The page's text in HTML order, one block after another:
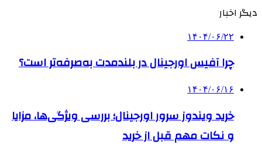
دیگر اخبار
۱۴۰۴/۰۶/۲۲
چرا آفیس اورجینال در بلندمدت به‌صرفه‌تر است؟
۱۴۰۴/۰۶/۱۶
خرید ویندوز سرور اورجینال؛ بررسی ویژگی‌ها، مزایا
و نکات مهم قبل از خرید